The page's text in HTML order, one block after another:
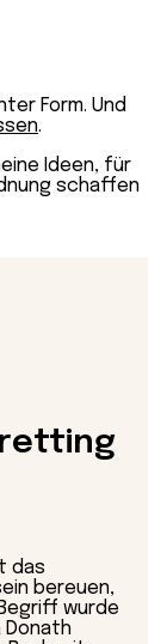
Form. Und
.
Ideen, für
schaffen
das
bereuen,
wurde
Donath